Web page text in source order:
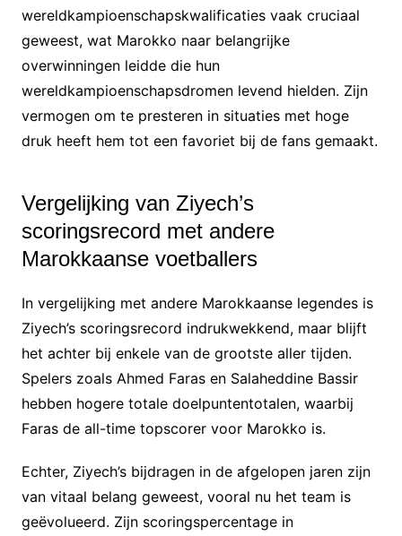
wereldkampioenschapskwalificaties vaak cruciaal
geweest, wat Marokko naar belangrijke
overwinningen leidde die hun
wereldkampioenschapsdromen levend hielden. Zijn
vermogen om te presteren in situaties met hoge
druk heeft hem tot een favoriet bij de fans gemaakt.
Vergelijking van Ziyech’s
scoringsrecord met andere
Marokkaanse voetballers
In vergelijking met andere Marokkaanse legendes is
Ziyech’s scoringsrecord indrukwekkend, maar blijft
het achter bij enkele van de grootste aller tijden.
Spelers zoals Ahmed Faras en Salaheddine Bassir
hebben hogere totale doelpuntentotalen, waarbij
Faras de all-time topscorer voor Marokko is.
Echter, Ziyech’s bijdragen in de afgelopen jaren zijn
van vitaal belang geweest, vooral nu het team is
geëvolueerd. Zijn scoringspercentage in